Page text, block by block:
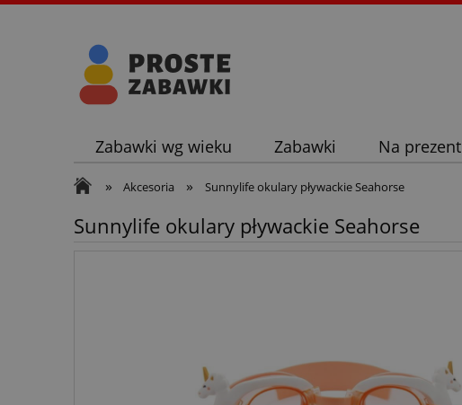
Zabawki wg wieku Zabawki Na prezent
» Akcesoria » Sunnylife okulary pływackie Seahorse
Sunnylife okulary pływackie Seahorse